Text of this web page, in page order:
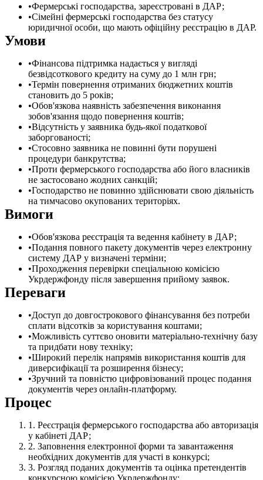
Фермерські господарства, зареєстровані в ДАР;
Сімейні фермерські господарства без статусу
юридичної особи, що мають офіційну реєстрацію в ДАР.
Умови
Фінансова підтримка надається у вигляді
безвідсоткового кредиту на суму до 1 млн грн;
Термін повернення отриманих бюджетних коштів
становить до 5 років;
Обов'язкова наявність забезпечення виконання
зобов'язання щодо повернення коштів;
Відсутність у заявника будь-якої податкової
заборгованості;
Стосовно заявника не повинні бути порушені
процедури банкрутства;
Проти фермерського господарства або його власників
не застосовано жодних санкцій;
Господарство не повинно здійснювати свою діяльність
на тимчасово окупованих територіях.
Вимоги
Обов'язкова реєстрація та ведення кабінету в ДАР;
Подання повного пакету документів через електронну
систему ДАР у визначені терміни;
Проходження перевірки спеціальною комісією
Укрдержфонду після завершення прийому заявок.
Переваги
Доступ до довгострокового фінансування без потреби
сплати відсотків за користування коштами;
Можливість суттєво оновити матеріально-технічну базу
та придбати нову техніку;
Широкий перелік напрямів використання коштів для
диверсифікації та розширення бізнесу;
Зручний та повністю цифровізований процес подання
документів через онлайн-платформу.
Процес
Реєстрація фермерського господарства або авторизація
у кабінеті ДАР;
Заповнення електронної форми та завантаження
необхідних документів для участі в конкурсі;
Розгляд поданих документів та оцінка претендентів
конкурсною комісією Укрдержфонду;